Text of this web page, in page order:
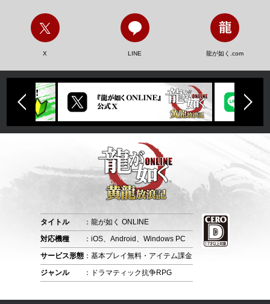
X LINE 龍が如く.com
タイトル
：龍が如く ONLINE
対応機種
：iOS、Android、Windows PC
サービス形態 ：基本プレイ無料・アイテム課金
ジャンル
：ドラマティック抗争RPG